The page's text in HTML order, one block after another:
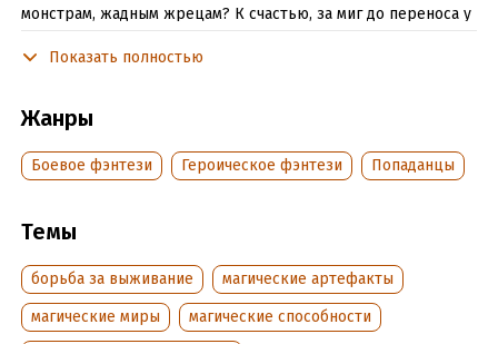
монстрам, жадным жрецам? К счастью, за миг до переноса у
мага крови, которые помогают выжить и спасать земляков.
Подробная информация
Дата написания: 1 января 2019
Год издания:
ISBN (EAN): 9785171159887
Время на чтение:7 ч.
Показать полностью
Жанры
Боевое фэнтези Героическое фэнтези Попаданцы
Темы
борьба за выживание
магические артефакты
магические миры
магические способности